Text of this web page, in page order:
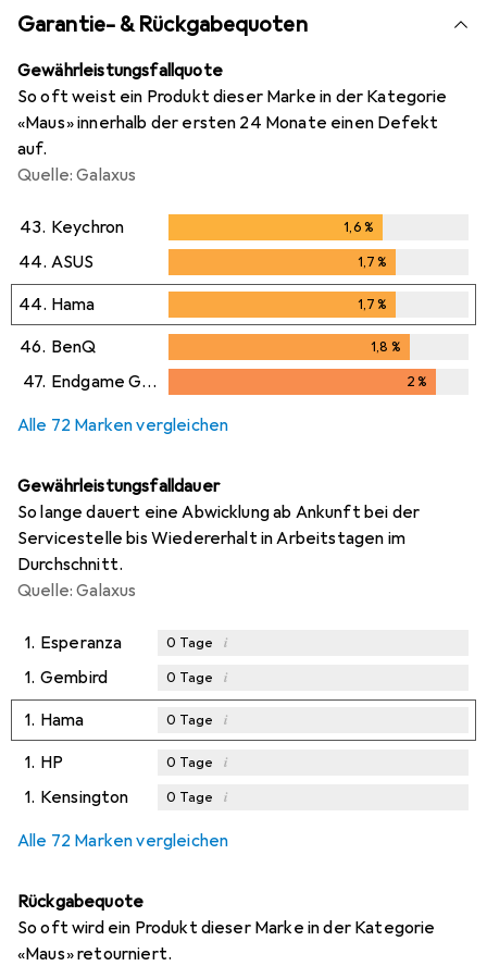
Garantie- & Rückgabequoten
Gewährleistungsfallquote
So oft weist ein Produkt dieser Marke in der Kategorie
«Maus» innerhalb der ersten 24 Monate einen Defekt
auf.
Quelle: Galaxus
43. Keychron 1,6%
44. ASUS 1,7%
44. Hama 1,7%
46. BenQ 1,8 %
47. Endgame Gear 2%
Alle 72 Marken vergleichen
Gewährleistungsfalldauer
So lange dauert eine Abwicklung ab Ankunft bei der
Servicestelle bis Wiedererhalt in Arbeitstagen im
Durchschnitt.
Quelle: Galaxus
1. Esperanza 0 Tage i
1. Gembird 0 Tage i
1. Hama 0 Tage i
1. HP 0 Tage i
1. Kensington 0 Tage i
Alle 72 Marken vergleichen
Rückgabequote
So oft wird ein Produkt dieser Marke in der Kategorie
«Maus» retourniert.